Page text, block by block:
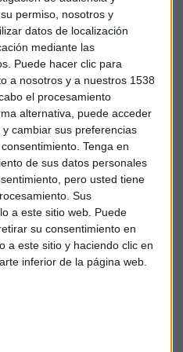
permiso, nosotros y
datos de localización
mediante las
Puede hacer clic para
a nosotros y a nuestros 1538
el procesamiento
alternativa, puede acceder
cambiar sus preferencias
Tenga en
de sus datos personales
pero usted tiene
Sus
a este sitio web. Puede
su consentimiento en
a este sitio y haciendo clic en
inferior de la página web.
de investigación con
y aplicaciones, atmósfera,
sistemas
de la Ciencia
el solsticio de verano en
astronómico marcado por la
al Sol y que da comienzo